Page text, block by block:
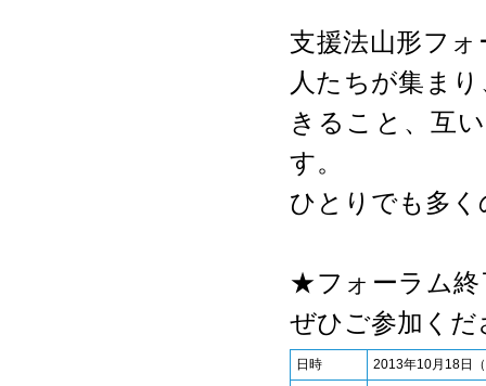
支援法山形フ
人たちが集ま
きること、互
す。
ひとりでも多
★フォーラム終
ぜひご参加くだ
日時
2013年10月18日